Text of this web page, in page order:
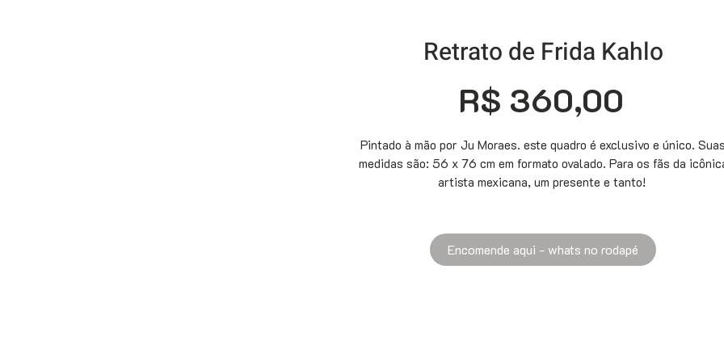
Retrato de Frida Kahlo
R$ 360,00
Pintado à mão por Ju Moraes. este quadro é exclusivo e único.
medidas são: 56 x 76 cm em formato ovalado. Para os fãs da
artista mexicana, um presente e tanto!
Encomende aqui - whats no rodapé